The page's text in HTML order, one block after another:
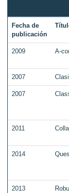
Fecha de
publicación
2009 A-
2007
2007
2011
2014
2013